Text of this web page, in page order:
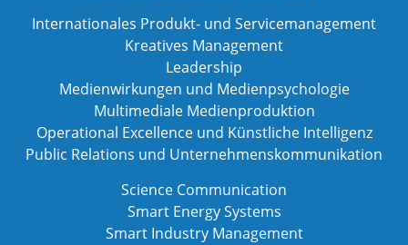
Internationales Produkt- und Servicemanagement
Kreatives Management
Leadership
Medienwirkungen und Medienpsychologie
Multimediale Medienproduktion
Operational Excellence und Künstliche Intelligenz
Public Relations und Unternehmenskommunikation
Science Communication
Smart Energy Systems
Smart Industry Management